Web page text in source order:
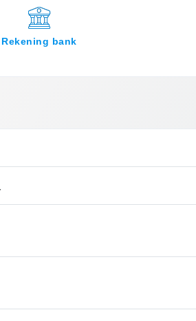
Rekening bank